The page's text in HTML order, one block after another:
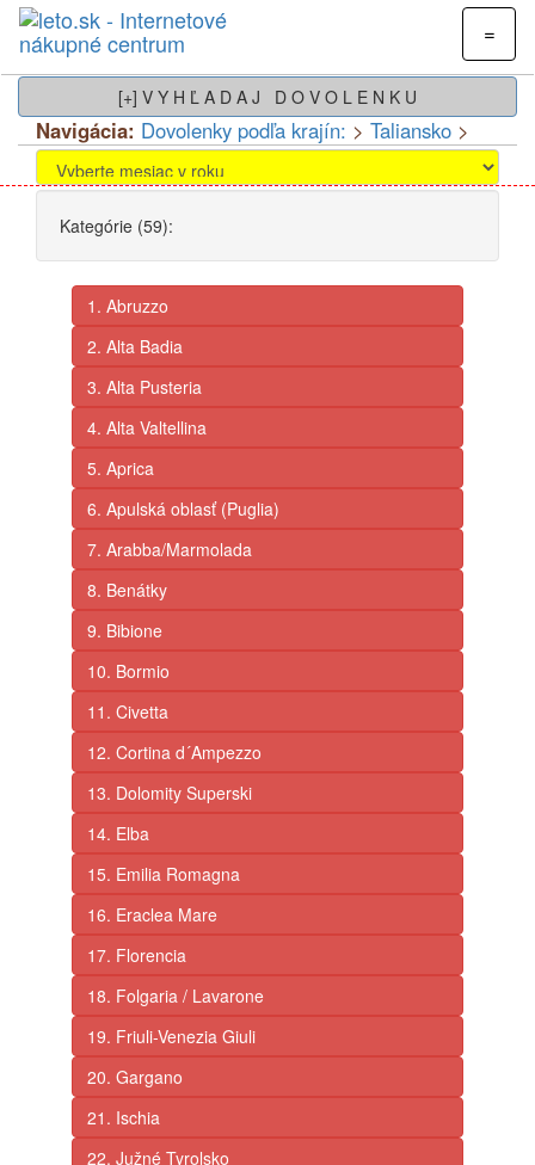
=
[+] V Y H Ľ A D A J D O V O L E N K U
Navigácia: Dovolenky podľa krajín: > Taliansko >
Kategórie (59):
1. Abruzzo
2. Alta Badia
3. Alta Pusteria
4. Alta Valtellina
5. Aprica
6. Apulská oblasť (Puglia)
7. Arabba/Marmolada
8. Benátky
9. Bibione
10. Bormio
11. Civetta
12. Cortina d´Ampezzo
13. Dolomity Superski
14. Elba
15. Emilia Romagna
16. Eraclea Mare
17. Florencia
18. Folgaria / Lavarone
19. Friuli-Venezia Giuli
20. Gargano
21. Ischia
22. Južné Tyrolsko